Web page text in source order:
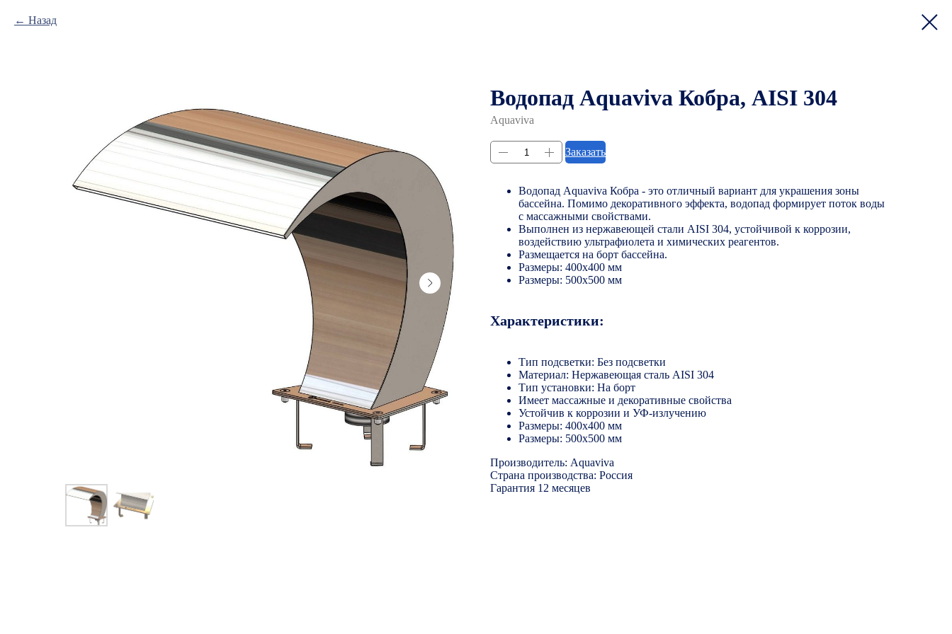
Назад
Водопад Aquaviva Кобра, AISI 304
Aquaviva
Заказать
Водопад Aquaviva Кобра - это отличный вариант для украшения зоны
бассейна. Помимо декоративного эффекта, водопад формирует поток воды
с массажными свойствами.
Выполнен из нержавеющей стали AISI 304, устойчивой к коррозии,
воздействию ультрафиолета и химических реагентов.
Размещается на борт бассейна.
Размеры: 400х400 мм
Размеры: 500х500 мм
Характеристики:
Тип подсветки: Без подсветки
Материал: Нержавеющая сталь AISI 304
Тип установки: На борт
Имеет массажные и декоративные свойства
Устойчив к коррозии и УФ-излучению
Размеры: 400х400 мм
Размеры: 500х500 мм
Производитель: Aquaviva
Страна производства: Россия
Гарантия 12 месяцев